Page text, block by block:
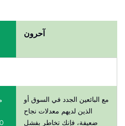
آحرون
مع البائعين الجدد في السوق أو
الذين لديهم معدلات نجاح
ضعيفة، فإنك تخاطر بفشل